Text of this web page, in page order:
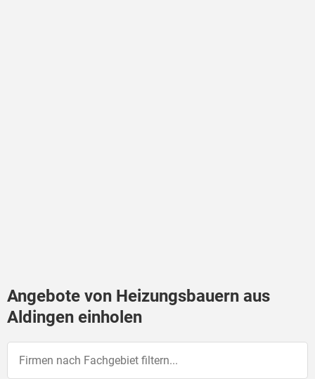
Angebote von Heizungsbauern aus
Aldingen einholen